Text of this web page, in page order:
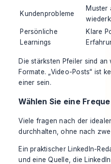
Kundenprobleme
Muster
Persönliche
Learnings
Klare
Die stärksten Pfeiler sind
Formate. „Video-Posts“ ist
einer sein.
Wählen Sie eine
Viele fragen nach der
durchhalten, ohne nach
Ein praktischer LinkedIn-
und eine Quelle, die